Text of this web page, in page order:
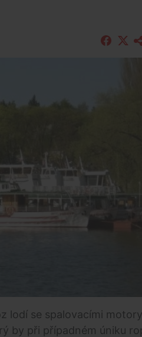
lodí se spalovacími
by při případném úniku